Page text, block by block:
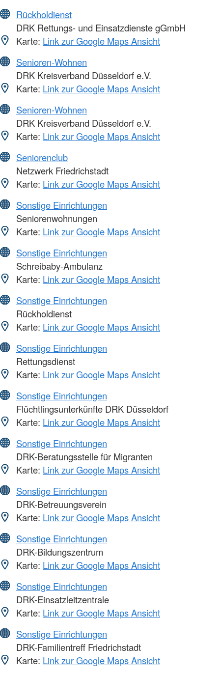
Rückholdienst
DRK Rettungs- und Einsatzdienste gGmbH
Karte: Link zur Google Maps Ansicht
Senioren-Wohnen
DRK Kreisverband Düsseldorf e.V.
Karte: Link zur Google Maps Ansicht
Senioren-Wohnen
DRK Kreisverband Düsseldorf e.V.
Karte: Link zur Google Maps Ansicht
Seniorenclub
Netzwerk Friedrichstadt
Karte: Link zur Google Maps Ansicht
Sonstige Einrichtungen
Seniorenwohnungen
Karte: Link zur Google Maps Ansicht
Sonstige Einrichtungen
Schreibaby-Ambulanz
Karte: Link zur Google Maps Ansicht
Sonstige Einrichtungen
Rückholdienst
Karte: Link zur Google Maps Ansicht
Sonstige Einrichtungen
Rettungsdienst
Karte: Link zur Google Maps Ansicht
Sonstige Einrichtungen
Flüchtlingsunterkünfte DRK Düsseldorf
Karte: Link zur Google Maps Ansicht
Sonstige Einrichtungen
DRK-Beratungsstelle für Migranten
Karte: Link zur Google Maps Ansicht
Sonstige Einrichtungen
DRK-Betreuungsverein
Karte: Link zur Google Maps Ansicht
Sonstige Einrichtungen
DRK-Bildungszentrum
Karte: Link zur Google Maps Ansicht
Sonstige Einrichtungen
DRK-Einsatzleitzentrale
Karte: Link zur Google Maps Ansicht
Sonstige Einrichtungen
DRK-Familientreff Friedrichstadt
Karte: Link zur Google Maps Ansicht